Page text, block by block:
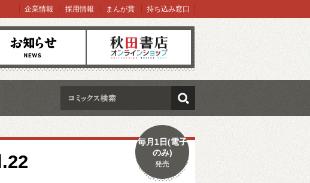
せ オンラインショップ
企業情報 採用情報 まんが賞 持ち込み窓口
検索
毎月1日(電子
のみ)
発売